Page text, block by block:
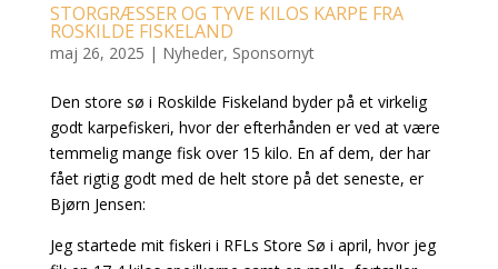
STORGRÆSSER OG TYVE KILOS KARPE FRA
ROSKILDE FISKELAND
maj 26, 2025 | Nyheder, Sponsornyt
Den store sø i Roskilde Fiskeland byder på et virkelig
godt karpefiskeri, hvor der efterhånden er ved at være
temmelig mange fisk over 15 kilo. En af dem, der har
fået rigtig godt med de helt store på det seneste, er
Bjørn Jensen:
Jeg startede mit fiskeri i RFLs Store Sø i april, hvor jeg